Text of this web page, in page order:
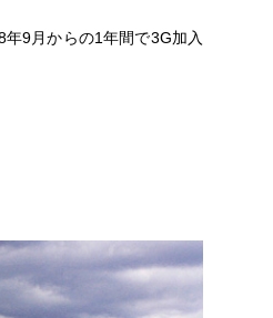
9月からの1年間で3G加入